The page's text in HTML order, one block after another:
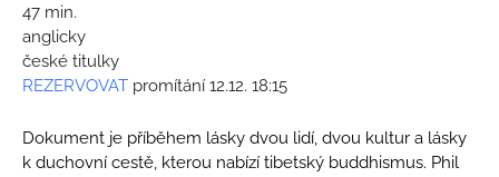
47 min.
anglicky
české titulky
REZERVOVAT promítání 12.12. 18:15
Dokument je příběhem lásky dvou lidí, dvou kultur a lásky
k duchovní cestě, kterou nabízí tibetský buddhismus. Phil